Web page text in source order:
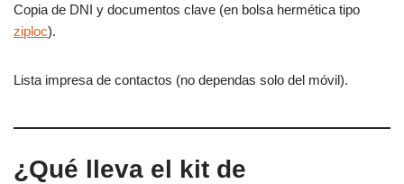
Copia de DNI y documentos clave (en bolsa hermética tipo
ziploc).
Lista impresa de contactos (no dependas solo del móvil).
¿Qué lleva el kit de